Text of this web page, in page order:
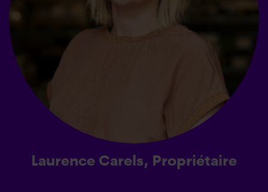
Laurence Carels, Propriétaire